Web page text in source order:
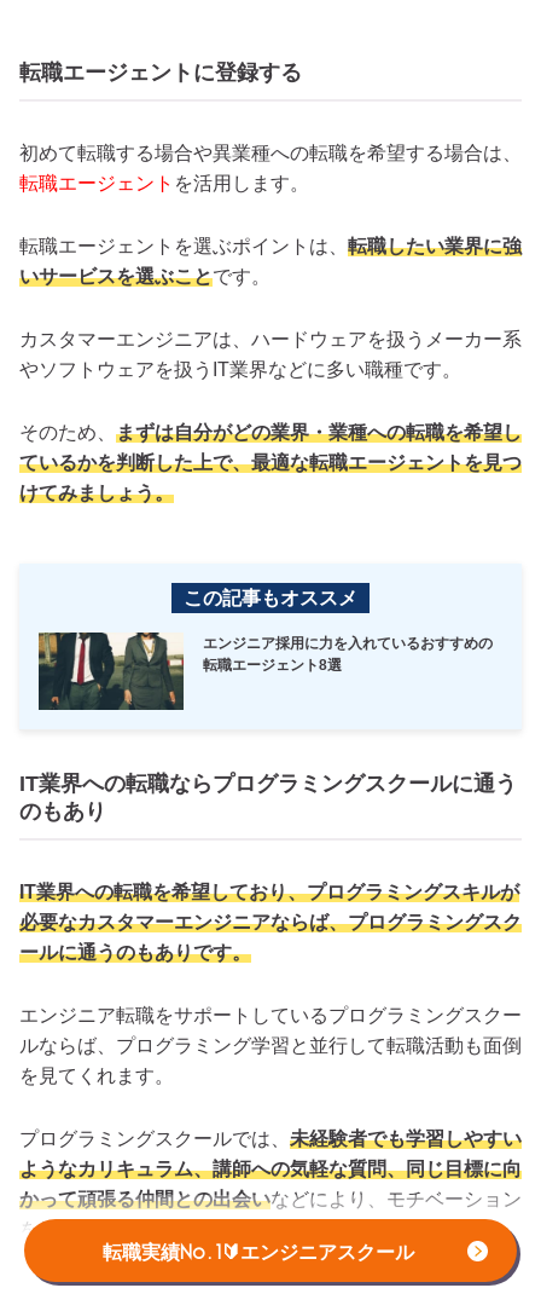
転職実績No.1🔰エンジニアスクール
転職エージェントに登録する
初めて転職する場合や異業種への転職を希望する場合は、
転職エージェント を活用します。
転職エージェントを選ぶポイントは、 転職したい業界に強
いサービスを選ぶことです。
カスタマーエンジニアは、ハードウェアを扱うメーカー系
やソフトウェアを扱うIT業界などに多い職種です。
そのため、 まずは自分がどの業界・業種への転職を希望し
ているかを判断した上で、最適な転職エージェントを見つ
けてみましょう。
この記事もオススメ
エンジニア採用に力を入れているおすすめの
転職エージェント8選
IT業界への転職ならプログラミングスクールに通う
のもあり
IT業界への転職を希望しており、プログラミングスキルが
必要なカスタマーエンジニアならば、プログラミングスク
ールに通うのもありです。
エンジニア転職をサポートしているプログラミングスクー
ルならば、プログラミング学習と並行して転職活動も面倒
を見てくれます。
プログラミングスクールでは、 未経験者でも学習しやすい
ようなカリキュラム、講師への気軽な質問、同じ目標に向
かって頑張る仲間との出会いなどにより、モチベーション
を維持しながら学習できるでしょう。